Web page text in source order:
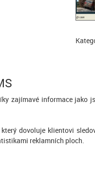
zajímavé informace jako
dovoluje klientovi
reklamních ploch.